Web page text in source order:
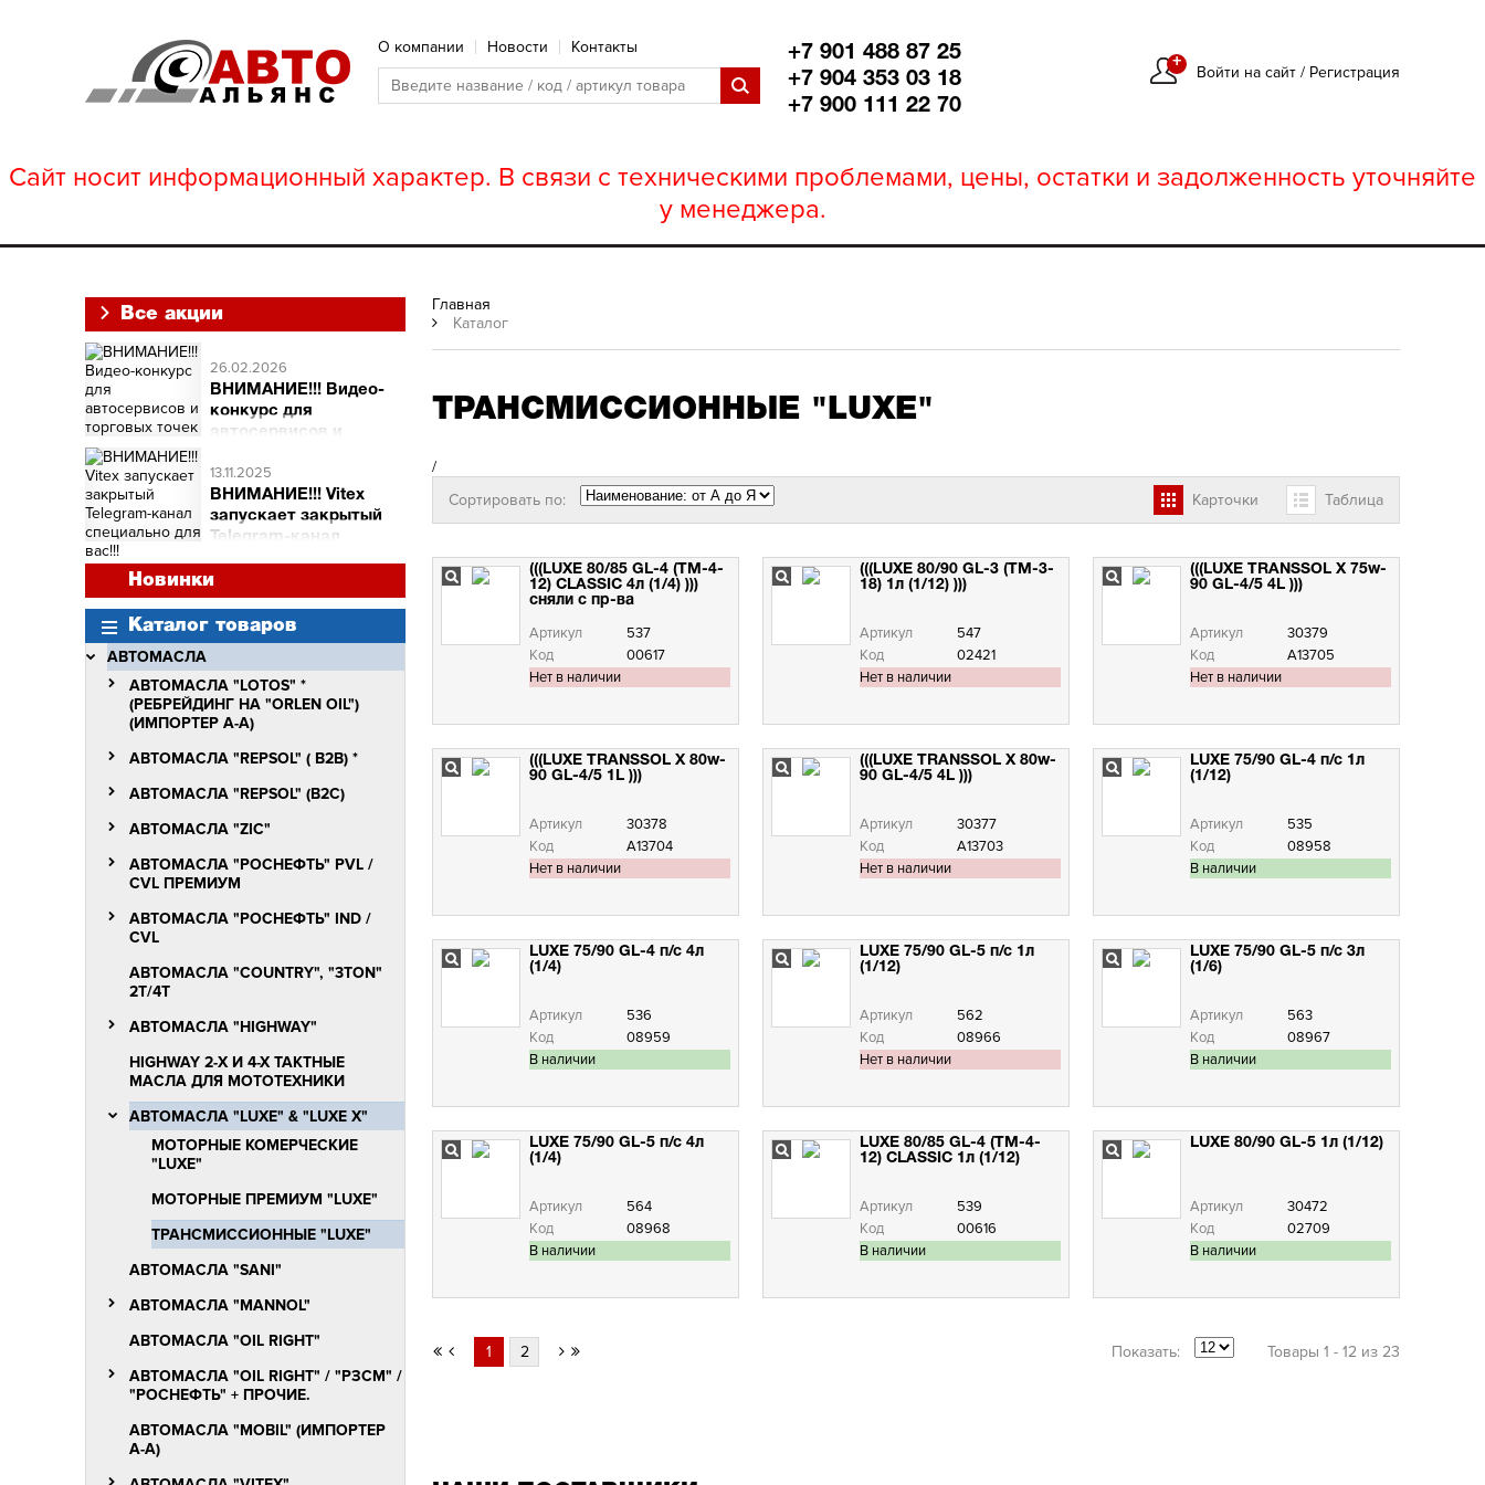
О компании Новости Контакты
+7 901 488 87 25
+7 904 353 03 18
+7 900 111 22 70
+
Войти на сайт / Регистрация
Сайт носит информационный характер. В связи с техническими проблемами, цены, остатки и задолженность уточняйте
у менеджера.
Все акции
26.02.2026
ВНИМАНИЕ!!! Видео-
конкурс для
автосервисов и
ВНИМАНИЕ!!! Видео-
конкурс для автосервисов
и торговых точек
Сними видео с Vitex -
Quantum Molibden
13.11.2025
ВНИМАНИЕ!!! Vitex
запускает закрытый
Telegram-канал
ВНИМАНИЕ!!!
Telegram-канал
специально для вас!!!
Новинки
Каталог товаров
АВТОМАСЛА
АВТОМАСЛА "LOTOS" *
(РЕБРЕЙДИНГ НА "ORLEN OIL")
(ИМПОРТЕР А-А)
АВТОМАСЛА "REPSOL" ( B2B) *
АВТОМАСЛА "REPSOL" (B2C)
АВТОМАСЛА "ZIC"
АВТОМАСЛА "РОСНЕФТЬ" PVL /
СVL ПРЕМИУМ
АВТОМАСЛА "РОСНЕФТЬ" IND /
CVL
АВТОМАСЛА "COUNTRY", "3TON"
2T/4Т
АВТОМАСЛА "HIGHWAY"
HIGHWAY 2-Х И 4-Х ТАКТНЫЕ
МАСЛА ДЛЯ МОТОТЕХНИКИ
АВТОМАСЛА "LUXЕ" & "LUXE X"
МОТОРНЫЕ КОМЕРЧЕСКИЕ
"LUXЕ"
МОТОРНЫЕ ПРЕМИУМ "LUXЕ"
ТРАНСМИССИОННЫЕ "LUXЕ"
АВТОМАСЛА "SANI"
АВТОМАСЛА "MANNOL"
АВТОМАСЛА "OIL RIGHT"
АВТОМАСЛА "OIL RIGHT" / "РЗСМ" /
"РОСНЕФТЬ" + ПРОЧИЕ.
АВТОМАСЛА "MOBIL" (ИМПОРТЕР
А-А)
Главная
Каталог
ТРАНСМИССИОННЫЕ "LUXЕ"
/
Сортировать по:
Карточки Таблица
(((LUXE 80/85 GL-4 (ТМ-4-
12) CLASSIC 4л (1/4) )))
сняли с пр-ва
Артикул
537
Код
00617
Нет в наличии
(((LUXE 80/90 GL-3 (ТМ-3-
18) 1л (1/12) )))
Артикул
547
Код
02421
Нет в наличии
(((LUXE TRANSSOL X 75w-
90 GL-4/5 4L )))
Артикул
30379
Код
А13705
Нет в наличии
(((LUXE TRANSSOL X 80w-
90 GL-4/5 1L )))
Артикул
30378
Код
А13704
Нет в наличии
(((LUXE TRANSSOL X 80w-
90 GL-4/5 4L )))
Артикул
30377
Код
А13703
Нет в наличии
LUXE 75/90 GL-4 п/с 1л
(1/12)
Артикул
535
Код
08958
В наличии
LUXE 75/90 GL-4 п/с 4л
(1/4)
Артикул
536
Код
08959
В наличии
LUXE 75/90 GL-5 п/с 1л
(1/12)
Артикул
562
Код
08966
Нет в наличии
LUXE 75/90 GL-5 п/с 3л
(1/6)
Артикул
563
Код
08967
В наличии
LUXE 75/90 GL-5 п/с 4л
(1/4)
Артикул
564
Код
08968
В наличии
LUXE 80/85 GL-4 (ТМ-4-
12) CLASSIC 1л (1/12)
Артикул
539
Код
00616
В наличии
LUXE 80/90 GL-5 1л (1/12)
Артикул
30472
Код
02709
В наличии
1 2 Показать: Товары 1 - 12 из 23